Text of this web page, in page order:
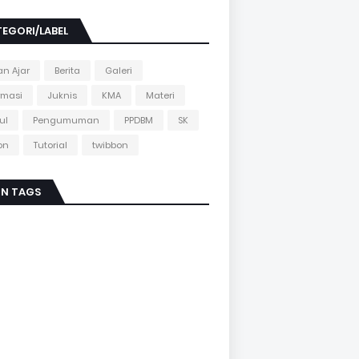
LABEL
Ajar Berita
Galeri
Juknis KMA
Materi
Pengumuman PPDBM
SK
Tutorial twibbon
TAGS